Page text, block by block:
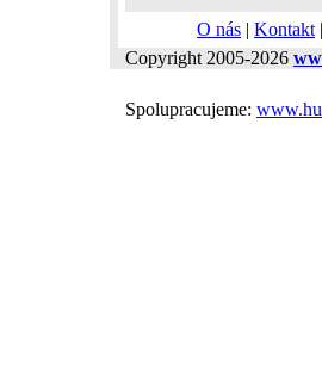
O nás | Kontakt |
Copyright 2005-2026
Spolupracujeme: